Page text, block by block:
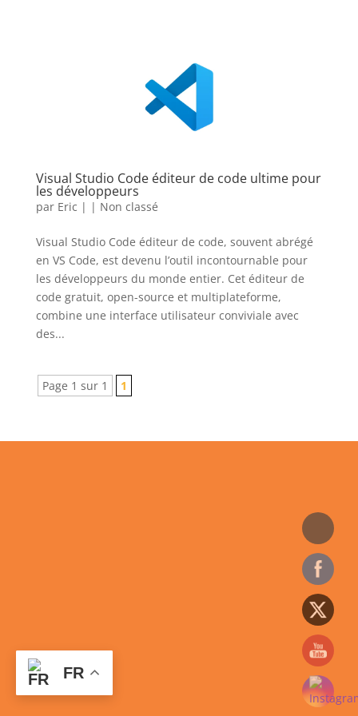
Visual Studio Code éditeur de code ultime pour
les développeurs
par Eric | | Non classé
Visual Studio Code éditeur de code, souvent abrégé
en VS Code, est devenu l’outil incontournable pour
les développeurs du monde entier. Cet éditeur de
code gratuit, open-source et multiplateforme,
combine une interface utilisateur conviviale avec
des...
Page 1 sur 1 1
FR